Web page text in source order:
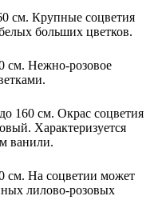
см. Крупные соцветия
больших цветков.
см. Нежно-розовое
160 см. Окрас соцветия
Характеризуется
ванили.
см. На соцветии может
лилово-розовых